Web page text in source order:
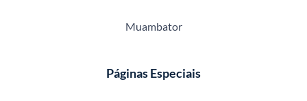
Muambator
Páginas Especiais